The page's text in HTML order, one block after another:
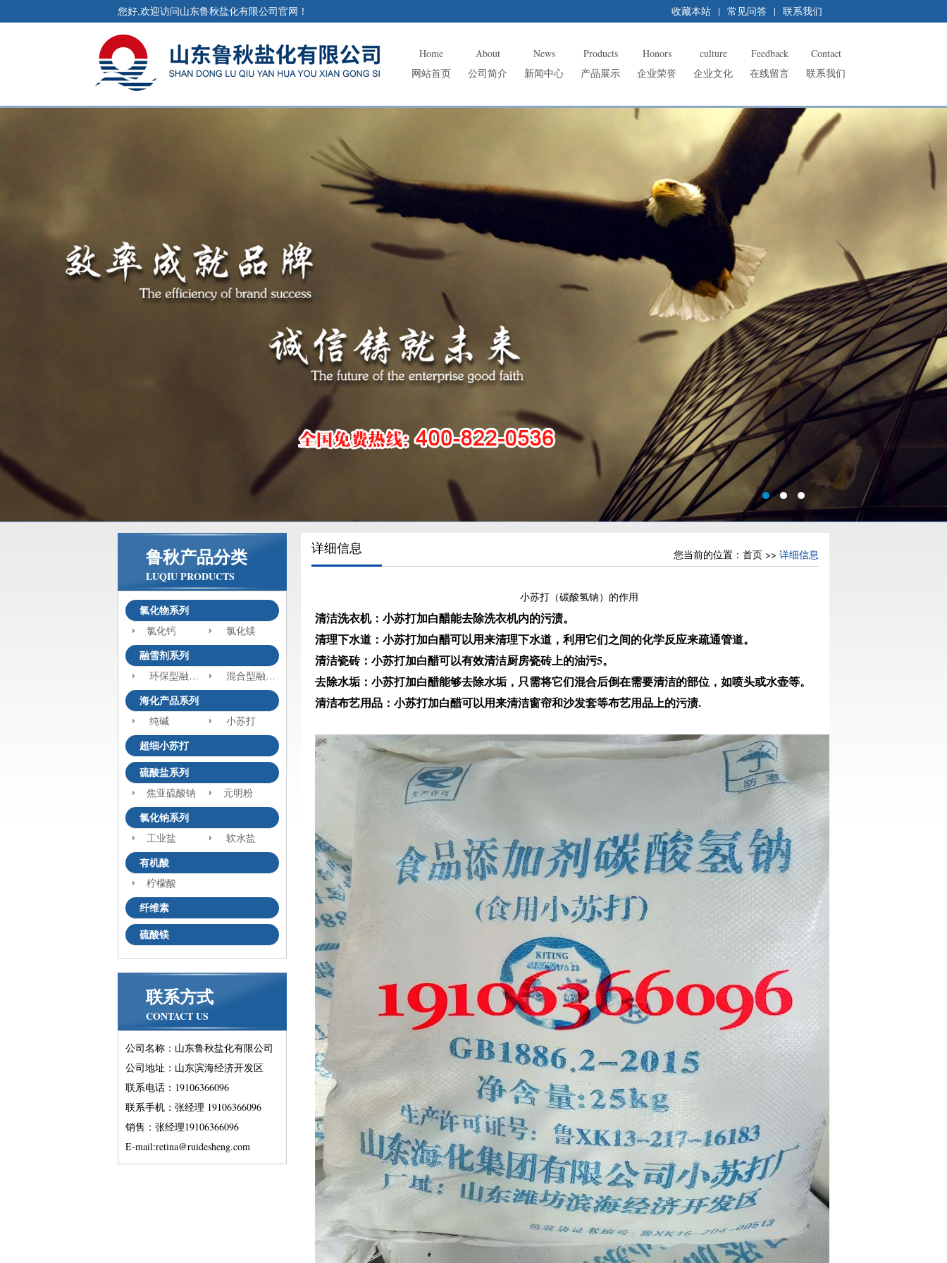
您好,欢迎访问山东鲁秋盐化有限公司官网！ 收藏本站 | 常见问答 | 联系我们
Home
网站首页
About
公司简介
News
新闻中心
Products
产品展示
Honors
企业荣誉
culture
企业文化
Feedback
在线留言
Contact
联系我们
鲁秋产品分类
LUQIU PRODUCTS
氯化物系列
氯化钙 氯化镁
融雪剂系列
环保型融雪剂 混合型融雪剂
海化产品系列
纯碱 小苏打
超细小苏打
硫酸盐系列
焦亚硫酸钠 元明粉
氯化钠系列
工业盐 软水盐
有机酸
柠檬酸
纤维素
硫酸镁
联系方式
CONTACT US
公司名称：山东鲁秋盐化有限公司
公司地址：山东滨海经济开发区
联系电话：19106366096
联系手机：张经理 19106366096
销售：张经理19106366096
E-mail:retina@ruidesheng.com
详细信息 您当前的位置： 首页 >> 详细信息
小苏打（碳酸氢钠）的作用
清洁洗衣机：小苏打加白醋能去除洗衣机内的污渍。
清理下水道：小苏打加白醋可以用来清理下水道，利用它们之间的化学反应来疏通管道。
清洁瓷砖：小苏打加白醋可以有效清洁厨房瓷砖上的油污5。
去除水垢：小苏打加白醋能够去除水垢，只需将它们混合后倒在需要清洁的部位，如喷头或水壶等。
清洁布艺用品：小苏打加白醋可以用来清洁窗帘和沙发套等布艺用品上的污渍.